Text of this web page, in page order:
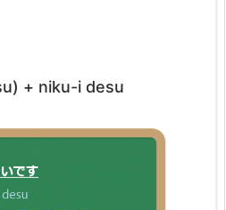
+ niku-i desu